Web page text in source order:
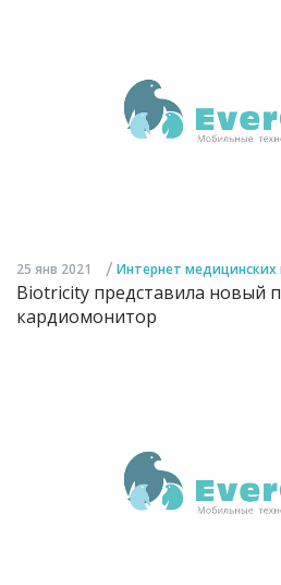
25 янв 2021 / Интернет
Biotricity представила новый
кардиомонитор